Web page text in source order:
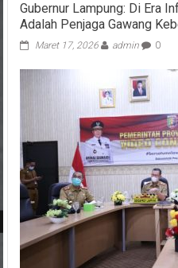
Gubernur Lampung: Di Era
Adalah Penjaga Gawang
Maret 17, 2026 admin 0